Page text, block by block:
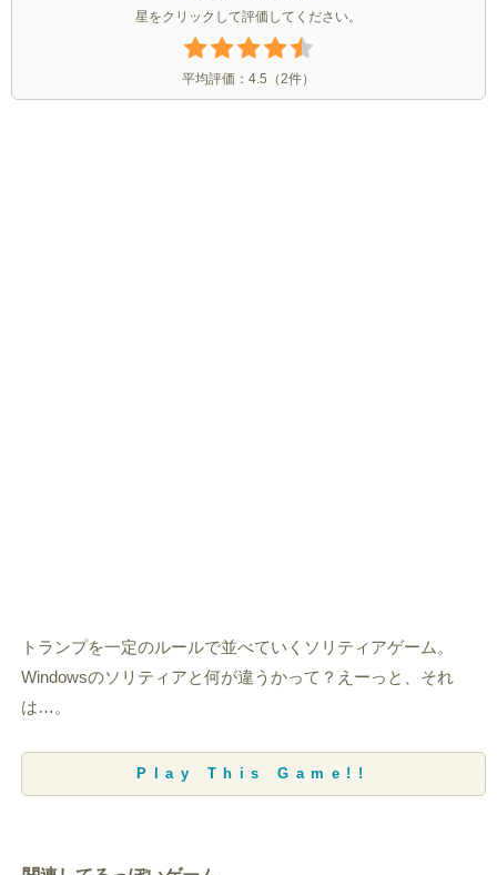
星をクリックして評価してください。
平均評価： 4.5 （2件）
トランプを一定のルールで並べていくソリティアゲーム。
Windowsのソリティアと何が違うかって？えーっと、それ
は…。
Play This Game!!